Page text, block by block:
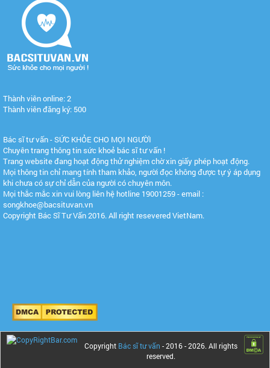
Thành viên online: 2
Thành viên đăng ký: 500
Bác sĩ tư vấn - SỨC KHỎE CHO MỌI NGƯỜI
Chuyên trang thông tin sức khoẻ bác sĩ tư vấn !
Trang website đang hoạt động thử nghiệm chờ xin giấy phép hoạt động.
Mọi thông tin chỉ mang tính tham khảo, người đọc không được tự ý áp dụng
khi chưa có sự chỉ dẫn của người có chuyên môn.
Mọi thắc mắc xin vui lòng liên hệ hotline 19001259 - email :
songkhoe@bacsituvan.vn
Copyright Bác Sĩ Tư Vấn 2016. All right resevered VietNam.
Copyright Bác sĩ tư vấn - 2016 -2026. All rights
reserved.